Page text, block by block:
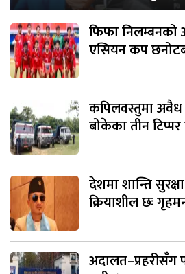
फिफा निलम्बनको
एसियन कप
कपिलवस्तुमा अवैध
बोकेका तीन टिप्पर
देशमा शान्ति
क्रियाशील छः
अदालत–प्रहरीसँग